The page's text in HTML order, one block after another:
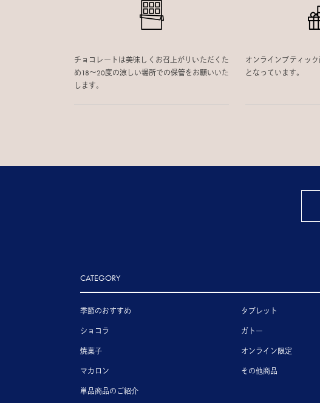
チョコレートは美味しくお召上がりいただくた
め18〜20度の涼しい場所での保管をお願いいた
します。
オンラインブティッ
となっています。
CATEGORY
季節のおすすめ
ショコラ
焼菓子
マカロン
単品商品のご紹介
タブレット
ガトー
オンライン限定
その他商品